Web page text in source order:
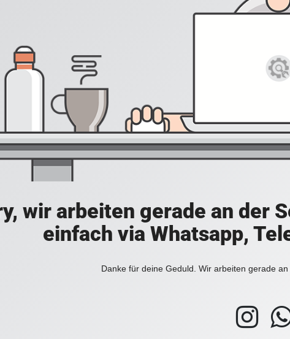
wir arbeiten gerade an der
einfach via Whatsapp,
Danke für deine Geduld. Wir arbeiten gerade